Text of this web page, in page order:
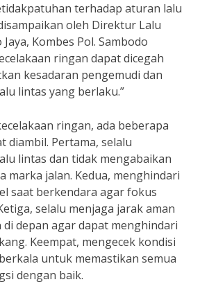
terhadap aturan lalu
oleh Direktur Lalu
Kombes Pol. Sambodo
ringan dapat dicegah
kesadaran pengemudi dan
lintas yang berlaku.”
ringan, ada beberapa
diambil. Pertama, selalu
lintas dan tidak mengabaikan
marka jalan. Kedua, menghindari
saat berkendara agar fokus
selalu menjaga jarak aman
depan agar dapat menghindari
Keempat, mengecek kondisi
untuk memastikan semua
dengan baik.